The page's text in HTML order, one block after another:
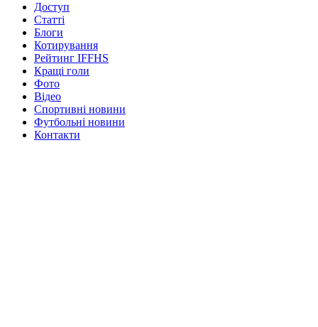
Доступ
Статті
Блоги
Котирування
Рейтинг IFFHS
Кращі голи
Фото
Відео
Спортивні новини
Футбольні новини
Контакти